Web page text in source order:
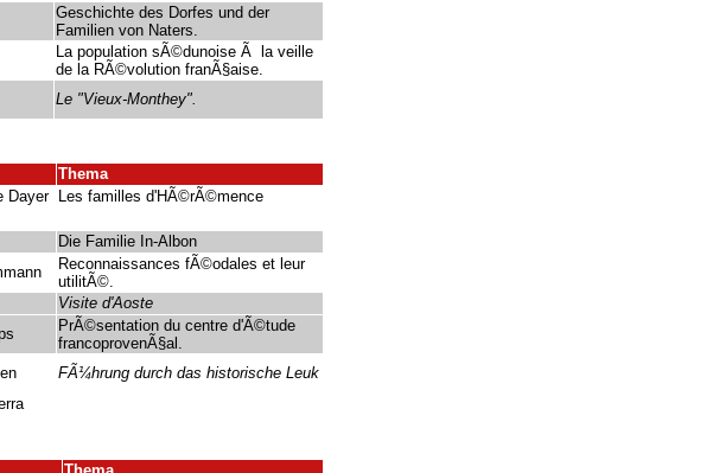
Geschichte des Dorfes und der
Familien von Naters.
La population sÃ©dunoise Ã la veille
de la RÃ©volution franÃ§aise.
Le "Vieux-Monthey".
Thema
Dayer
Les familles d'HÃ©rÃ©mence
Die Familie In-Albon
Reconnaissances fÃ©odales et leur
utilitÃ©.
Visite d'Aoste
PrÃ©sentation du centre d'Ã©tude
francoprovenÃ§al.
FÃ¼hrung durch das historische Leuk